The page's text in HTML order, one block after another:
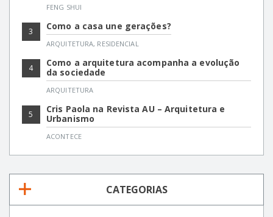
FENG SHUI
3 Como a casa une gerações?
ARQUITETURA, RESIDENCIAL
4
Como a arquitetura acompanha a evolução
da sociedade
ARQUITETURA
5
Cris Paola na Revista AU – Arquitetura e
Urbanismo
ACONTECE
CATEGORIAS